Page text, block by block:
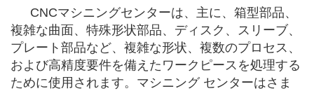
CNCマシニングセンターは、主に、箱型部品、
複雑な曲面、特殊形状部品、ディスク、スリーブ、
プレート部品など、複雑な形状、複数のプロセス、
および高精度要件を備えたワークピースを処理する
ために使用されます。マシニング センターはさま